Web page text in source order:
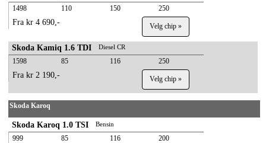
1498 110 150 250
Fra kr 4 690,- Velg chip »
Skoda Kamiq 1.6 TDI Diesel CR
1598 85 116 250
Fra kr 2 190,- Velg chip »
Skoda Karoq
Skoda Karoq 1.0 TSI Bensin
999 85 116 200